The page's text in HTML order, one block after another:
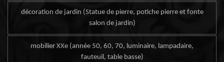
décoration de jardin (Statue de pierre, potiche pierre et fonte
salon de jardin)
mobilier XXe (année 50, 60, 70, luminaire, lampadaire,
fauteuil, table basse)